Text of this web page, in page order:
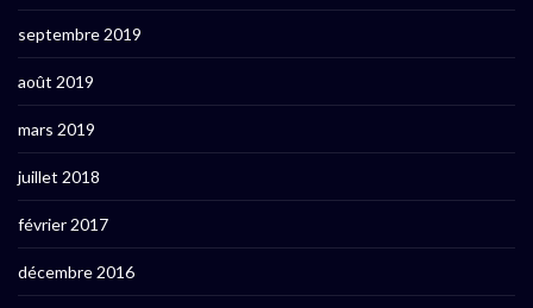
septembre 2019
août 2019
mars 2019
juillet 2018
février 2017
décembre 2016